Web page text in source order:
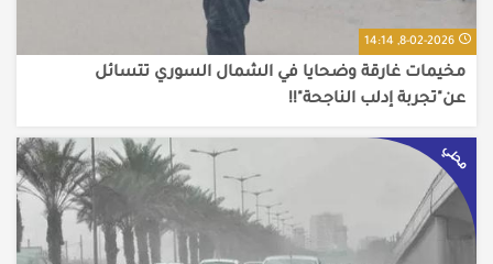
8-02-2026, 14:14
مخيمات غارقة وضحايا في الشمال السوري تتسائل
عن"تجربة إدلب الناجحة"!!
محلي